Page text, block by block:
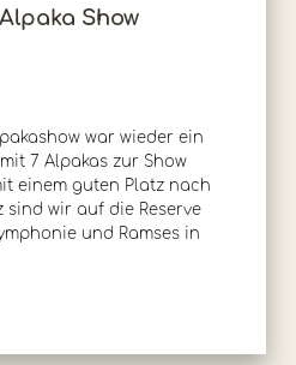
Show
war wieder ein
7 Alpakas zur Show
einem guten Platz nach
sind wir auf die Reserve
und Ramses in